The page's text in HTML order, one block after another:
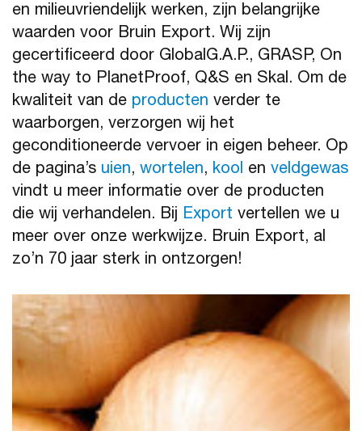
en milieuvriendelijk werken, zijn belangrijke
waarden voor Bruin Export. Wij zijn
gecertificeerd door GlobalG.A.P., GRASP, On
the way to PlanetProof, Q&S en Skal. Om de
kwaliteit van de producten verder te
waarborgen, verzorgen wij het
geconditioneerde vervoer in eigen beheer. Op
de pagina’s uien, wortelen, kool en veldgewas
vindt u meer informatie over de producten
die wij verhandelen. Bij Export vertellen we u
meer over onze werkwijze. Bruin Export, al
zo’n 70 jaar sterk in ontzorgen!